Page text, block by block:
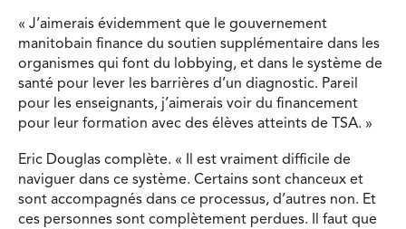
« J’aimerais évidemment que le gouvernement
manitobain finance du soutien supplémentaire dans les
organismes qui font du lobbying, et dans le système de
santé pour lever les barrières d’un diagnostic. Pareil
pour les enseignants, j’aimerais voir du financement
pour leur formation avec des élèves atteints de TSA. »
Eric Douglas complète. « Il est vraiment difficile de
naviguer dans ce système. Certains sont chanceux et
sont accompagnés dans ce processus, d’autres non. Et
ces personnes sont complètement perdues. Il faut que